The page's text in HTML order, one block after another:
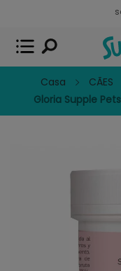
Casa CÃES
Gloria Supple
Superpet,
APP GRATIS